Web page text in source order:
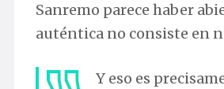
Sanremo parece haber
auténtica no consiste en
Y eso es